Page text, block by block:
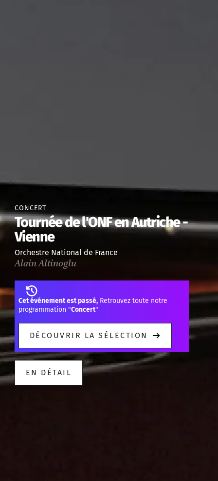
CONCERT
Tournée de l'ONF en Autriche -
Vienne
Orchestre National de France
Alain Altinoglu
Cet événement est passé, Retrouvez toute notre
programmation "Concert"
DÉCOUVRIR LA SÉLECTION
EN DÉTAIL